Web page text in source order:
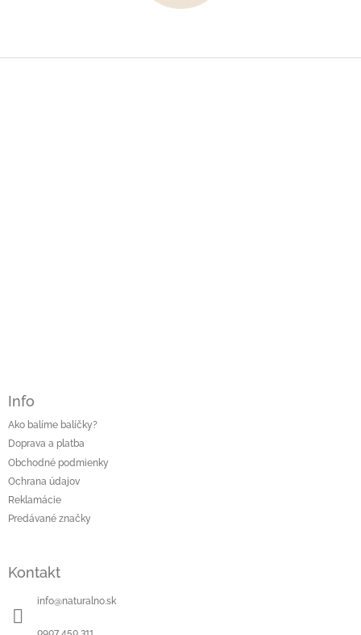
Info
Ako balíme balíčky?
Doprava a platba
Obchodné podmienky
Ochrana údajov
Reklamácie
Predávané značky
Kontakt
info@naturalno.sk